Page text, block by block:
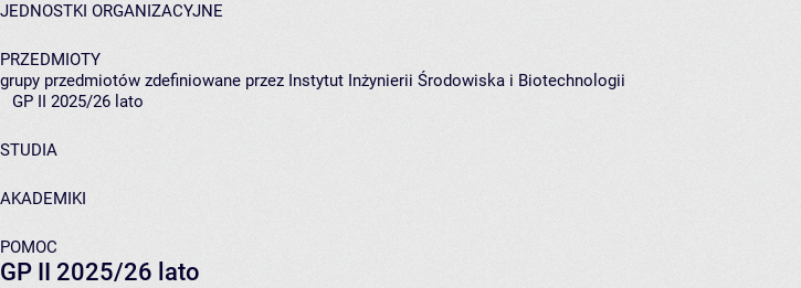
JEDNOSTKI ORGANIZACYJNE
PRZEDMIOTY
grupy przedmiotów zdefiniowane przez Instytut Inżynierii Środowiska i Biotechnologii
GP II 2025/26 lato
STUDIA
AKADEMIKI
POMOC
GP II 2025/26 lato